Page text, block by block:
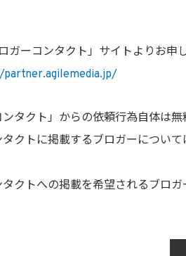
ガーコンタクト」サイトよりお申
タクト」からの依頼行為自体は無
クトに掲載するブロガーについ
クトへの掲載を希望されるブロガ